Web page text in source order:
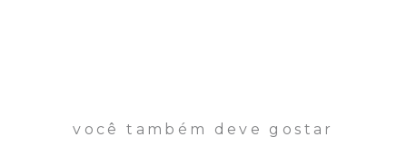
você também deve gostar